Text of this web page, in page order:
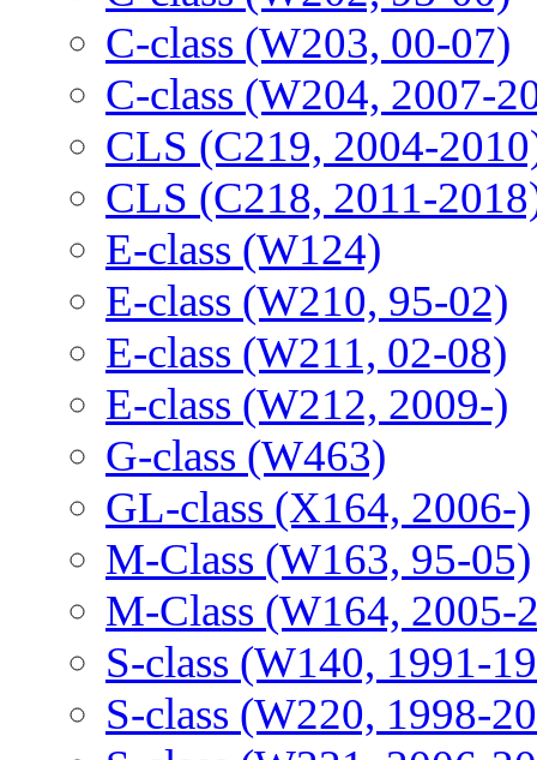
C-class (W203, 00-07)
C-class (W204, 2007-
CLS (C219, 2004-
CLS (C218, 2011-
E-class (W124)
E-class (W210, 95-02)
E-class (W211, 02-08)
E-class (W212, 2009-)
G-class (W463)
GL-class (X164, 2006-)
M-Class (W163, 95-05)
M-Class (W164, 2005-
S-class (W140, 1991-
S-class (W220, 1998-